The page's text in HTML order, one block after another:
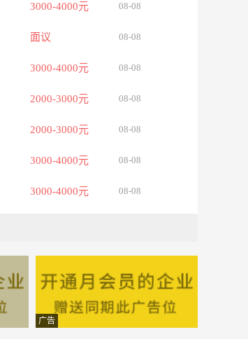
3000-4000元 08-08
面议 08-08
3000-4000元 08-08
2000-3000元 08-08
2000-3000元 08-08
3000-4000元 08-08
3000-4000元 08-08
4000-5000元 08-08
面议 08-08
广告